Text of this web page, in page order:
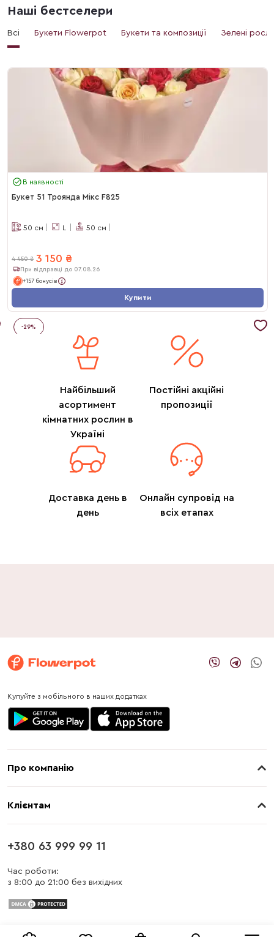
Наші бестселери
Всі Букети Flowerpot Букети та композиції Зелені
В наявності
Букет 51 Троянда Мікс F825
50 см L 50 см
4 450 ₴ 3 150 ₴
При відправці до 07.08.26
+157 бонусів
Купити
-29%
Найбільший
асортимент
кімнатних рослин в
Україні
Постійні акційні
пропозиції
Доставка день в
день
Онлайн супровід на
всіх етапах
Купуйте з мобільного в наших додатках
Про компанію
Клієнтам
Оплата
Блог
Публічна оферта
+380 63 999 99 11
Час роботи:
з 8:00 до 21:00 без вихідних